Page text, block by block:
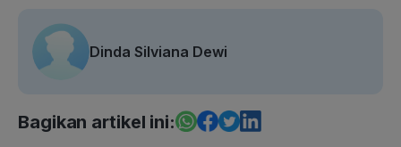
Dinda Silviana Dewi
Bagikan artikel ini: